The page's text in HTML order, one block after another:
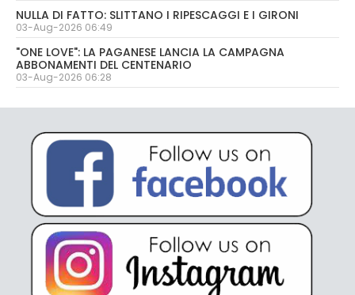
NULLA DI FATTO: SLITTANO I RIPESCAGGI E I GIRONI
03-Aug-2026 06:49
"ONE LOVE": LA PAGANESE LANCIA LA CAMPAGNA
ABBONAMENTI DEL CENTENARIO
03-Aug-2026 06:28